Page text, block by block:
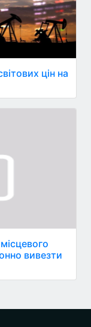
цін на
вивезти